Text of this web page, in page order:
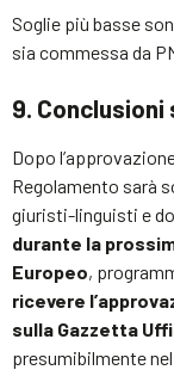
Soglie più basse
sia commessa da
9. Conclusioni
Dopo
Regolamento sarà
giuristi-linguisti e
durante la
Europeo,
ricevere
sulla Gazzetta
presumibilmente